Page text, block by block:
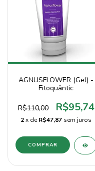
AGNUSFLOWER (Gel) -
Fitoquântic
R$110,00 R$95,74
2x deR$47,87 sem juros